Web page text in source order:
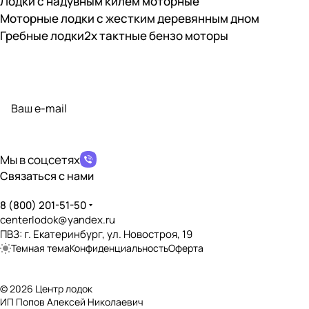
?
✔️
Совместимость с бензомотором ?
Материал транцевых накладок
Наличие сливной пробки
✔️
✔️
Дно, пол, палуба
Стрингерная слань
Наличие слани ?
Моторные лодки с жестким деревянным дном
Гребные лодки2х тактные бензо моторы
Мы в соцсетях
Связаться с нами
8 (800) 201-51-50
centerlodok@yandex.ru
ПВЗ: г. Екатеринбург, ул. Новостроя, 19
Темная темаКонфиденциальностьОферта
© 2026 Центр лодок
ИП Попов Алексей Николаевич